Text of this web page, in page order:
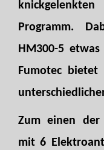
Programm.
HM300-5
Fumotec bietet
Zum einen der
mit 6